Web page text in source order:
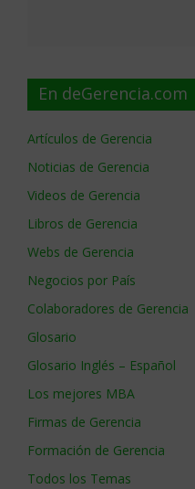
En deGerencia.com
Artículos de Gerencia
Noticias de Gerencia
Videos de Gerencia
Libros de Gerencia
Webs de Gerencia
Negocios por País
Colaboradores de Gerencia
Glosario
Glosario Inglés – Español
Los mejores MBA
Firmas de Gerencia
Formación de Gerencia
Todos los Temas